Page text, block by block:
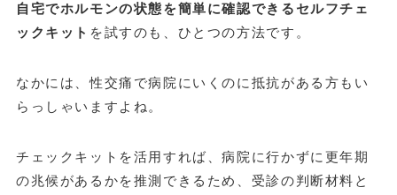
自宅でホルモンの状態を簡単に確認できる セルフチェ
ックキット を試すのも、ひとつの方法です。
なかには、性交痛で病院にいくのに抵抗がある方もい
らっしゃいますよね。
チェックキットを活用すれば、病院に行かずに更年期
の兆候があるかを推測できるため、受診の判断材料と